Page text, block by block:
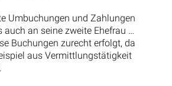
Umbuchungen und Zahlungen
auch an seine zweite Ehefrau …
Buchungen zurecht erfolgt, da
aus Vermittlungstätigkeit